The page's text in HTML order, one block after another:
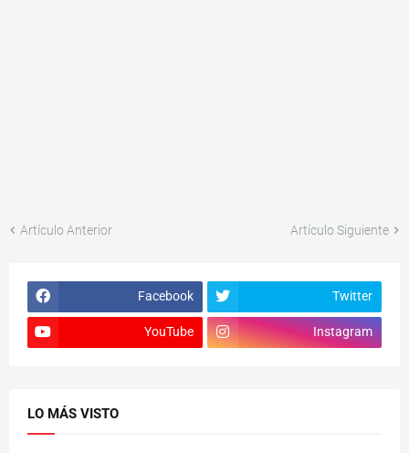
Artículo Anterior Artículo Siguiente
Facebook Twitter
YouTube Instagram
LO MÁS VISTO